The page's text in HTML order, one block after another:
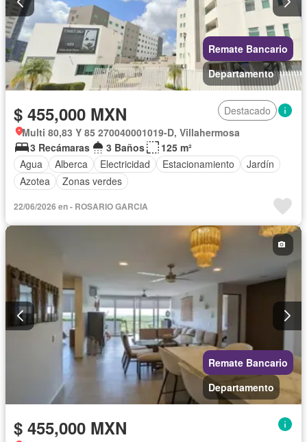
Remate Bancario
Departamento
$ 455,000 MXN
Destacado
Multi 80,83 Y 85 270040001019-D, Villahermosa
3 Recámaras
3 Baños
125 m²
Agua
Alberca Electricidad Estacionamiento
Jardín
Azotea
Zonas verdes
22/06/2026 en - ROSARIO GARCIA
Remate Bancario
Departamento
$ 455,000 MXN